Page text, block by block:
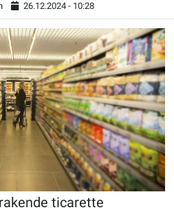
26.12.2024 - 10:28
ticarette